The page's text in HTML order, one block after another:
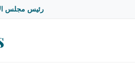
رئيس مجلس